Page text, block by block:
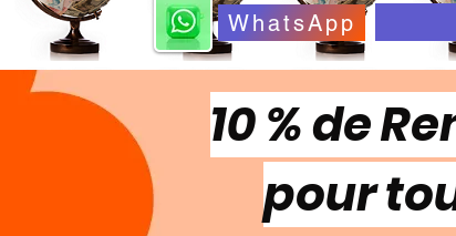
WhatsApp
10 % de
pour